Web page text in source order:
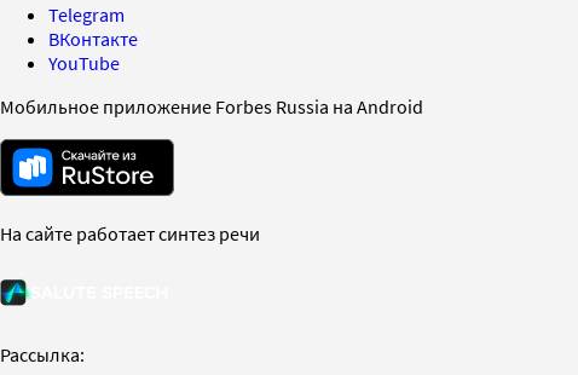
Telegram
ВКонтакте
YouTube
Мобильное приложение Forbes Russia на Android
На сайте работает синтез речи
Рассылка: